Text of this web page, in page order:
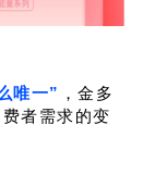
唯一” ， 金多
者需求的变